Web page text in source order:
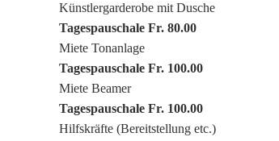
Künstlergarderobe mit Dusche
Tagespauschale Fr. 80.00
Miete Tonanlage
Tagespauschale Fr. 100.00
Miete Beamer
Tagespauschale Fr. 100.00
Hilfskräfte (Bereitstellung etc.)